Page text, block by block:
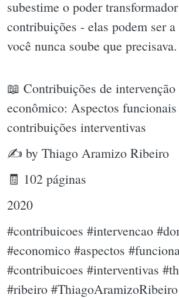
subestime o poder
contribuições - elas podem ser a
você nunca soube que precisava.
📖 Contribuições de
econômico: Aspectos funcionais
contribuições interventivas
✍ by Thiago Aramizo Ribeiro
🧾 102 páginas
2020
#contribuicoes #intervencao
#economico #aspectos
#contribuicoes #interventivas
#ribeiro #ThiagoAramizoRibeiro